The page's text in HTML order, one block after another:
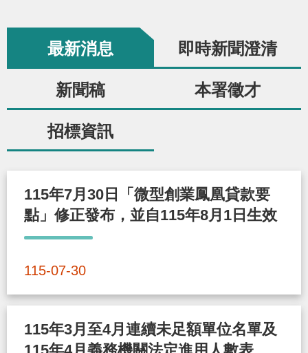
導
區
相
連
結
網
導
民
信
文
客
統
資
i
回
頁
R
最新消息 即時新聞澄清
新聞稿 本署徵才
招標資訊
115年7月30日「微型創業鳳凰貸款要
點」修正發布，並自115年8月1日生效
115-07-30
115年3月至4月連續未足額單位名單及